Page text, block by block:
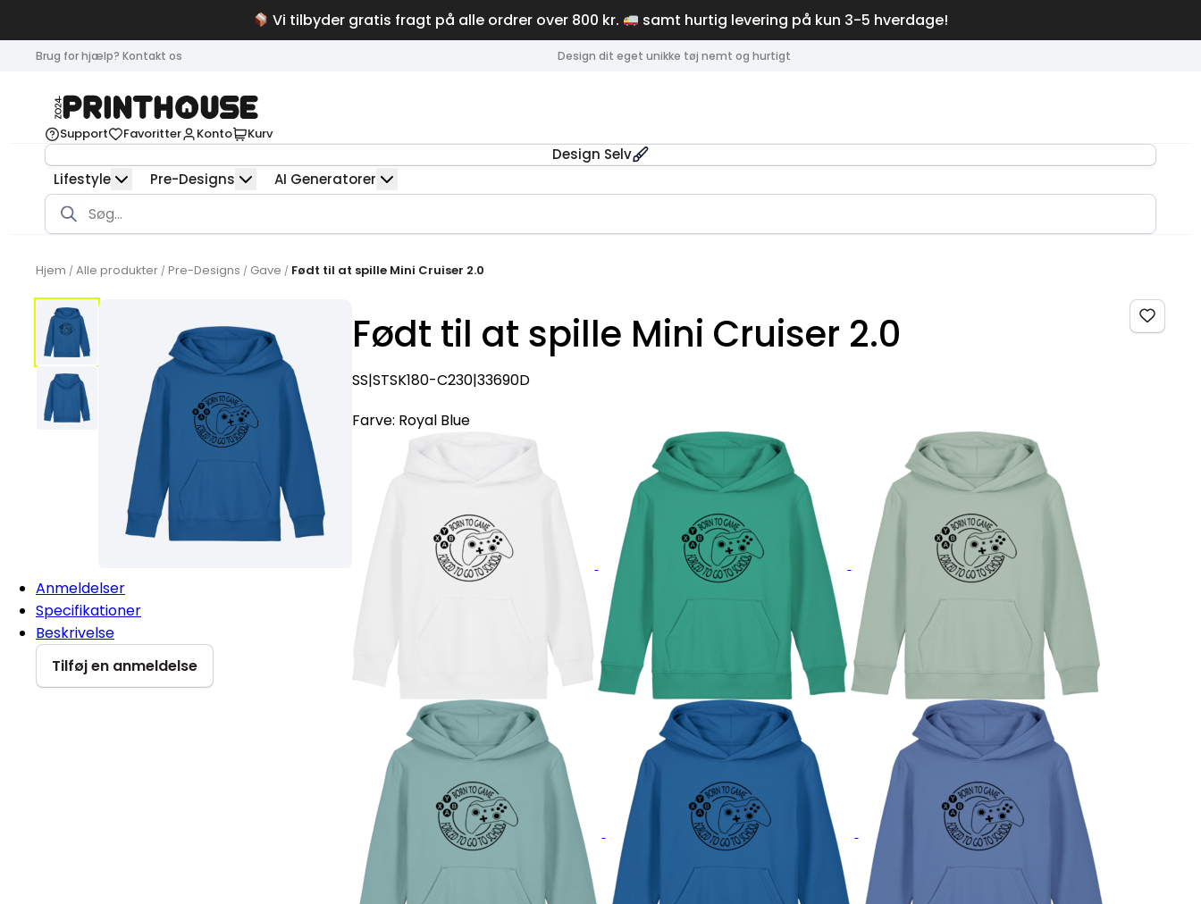
Vi tilbyder gratis fragt på alle ordrer over 800 kr. samt hurtig levering på kun 3-5 hverdage!
Brug for hjælp? Kontakt os Design dit eget unikke tøj nemt og hurtigt
Support Favoritter Konto Kurv
Design Selv
Lifestyle
Pre-Designs AI Generatorer
Products
search
Hjem / Alle produkter / Pre-Designs / Gave / Født til at spille Mini Cruiser 2.0
Anmeldelser
Specifikationer
Beskrivelse
Tilføj en anmeldelse
Født til at spille Mini Cruiser 2.0
SS|STSK180-C230|33690D
Farve: Royal Blue